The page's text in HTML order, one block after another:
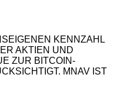
KENNZAHL
AKTIEN UND
ZUR BITCOIN-
MNAV IST